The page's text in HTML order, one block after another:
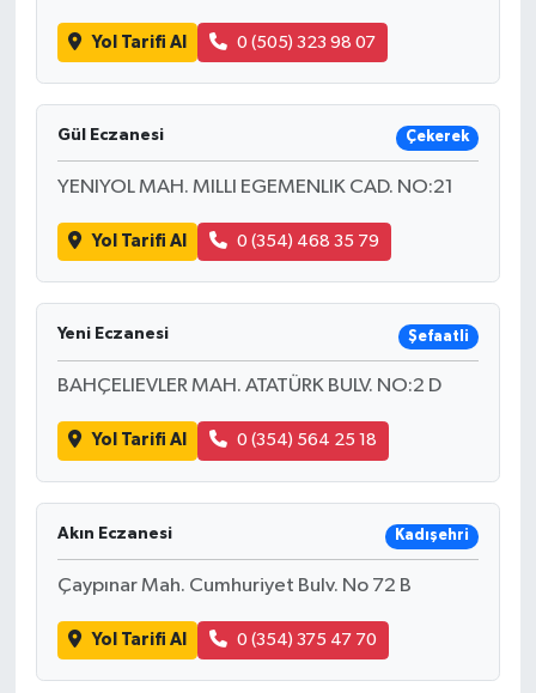
Yol Tarifi Al 0 (505) 323 98 07
Gül Eczanesi Çekerek
YENIYOL MAH. MILLI EGEMENLIK CAD. NO:21
Yol Tarifi Al 0 (354) 468 35 79
Yeni Eczanesi Şefaatli
BAHÇELIEVLER MAH. ATATÜRK BULV. NO:2 D
Yol Tarifi Al 0 (354) 564 25 18
Akın Eczanesi Kadışehri
Çaypınar Mah. Cumhuriyet Bulv. No 72 B
Yol Tarifi Al 0 (354) 375 47 70